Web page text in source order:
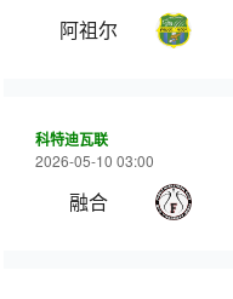
阿祖尔
科特迪瓦联
2026-05-10 03:00
融合